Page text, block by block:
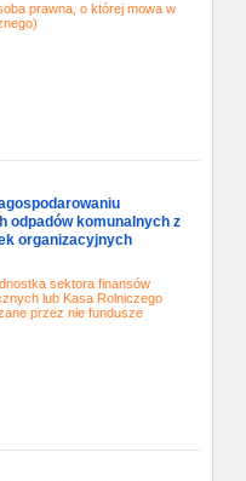
prawna, o której mowa w
odpadów komunalnych z
organizacyjnych
sektora finansów
lub Kasa Rolniczego
przez nie fundusze